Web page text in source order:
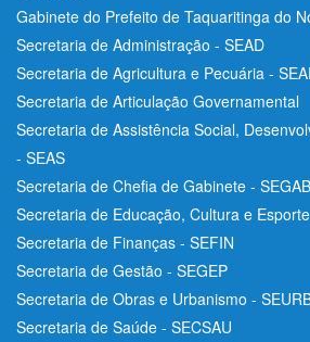
Gabinete do Prefeito de Taquaritinga do
Secretaria de Administração - SEAD
Secretaria de Agricultura e Pecuária -
Secretaria de Articulação Governamental
Secretaria de Assistência Social,
- SEAS
Secretaria de Chefia de Gabinete - SEGAB
Secretaria de Educação, Cultura e
Secretaria de Finanças - SEFIN
Secretaria de Gestão - SEGEP
Secretaria de Obras e Urbanismo -
Secretaria de Saúde - SECSAU